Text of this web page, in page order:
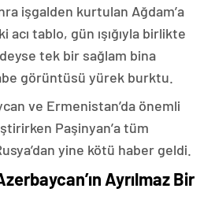
işgalden kurtulan Ağdam’a
tablo, gün ışığıyla birlikte
tek bir sağlam bina
görüntüsü yürek burktu.
ve Ermenistan’da önemli
Paşinyan’a tüm
yine kötü haber geldi.
Ayrılmaz Bir